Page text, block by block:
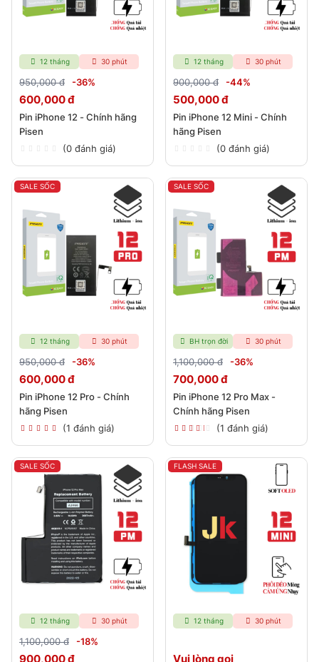
12 tháng 30 phút
950,000 đ -36%
600,000 đ
Pin iPhone 12 - Chính hãng
Pisen
(0 đánh giá)
12 tháng 30 phút
900,000 đ -44%
500,000 đ
Pin iPhone 12 Mini - Chính
hãng Pisen
(0 đánh giá)
SALE SỐC
12 tháng 30 phút
950,000 đ -36%
600,000 đ
Pin iPhone 12 Pro - Chính
hãng Pisen
(1 đánh giá)
SALE SỐC
BH trọn đời 30 phút
1,100,000 đ -36%
700,000 đ
Pin iPhone 12 Pro Max -
Chính hãng Pisen
(1 đánh giá)
SALE SỐC
12 tháng 30 phút
1,100,000 đ -18%
900,000 đ
FLASH SALE
12 tháng 30 phút
Vui lòng gọi